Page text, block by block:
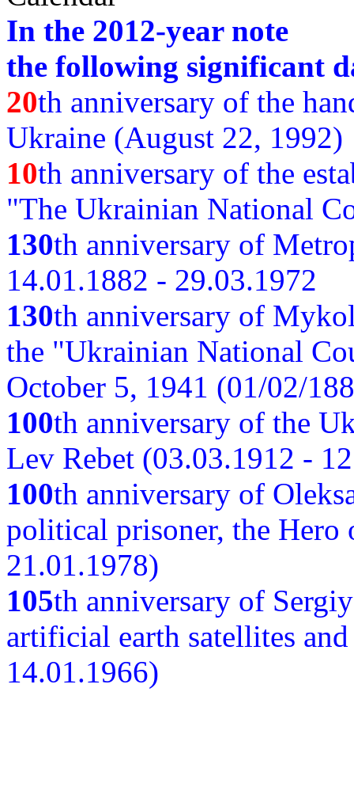
In the 2012-year note
the following significant
20th anniversary of the
Ukraine (August 22, 1992)
10th anniversary of the
"The Ukrainian National
130th anniversary of
14.01.1882 - 29.03.1972
130th anniversary of
the "Ukrainian National
October 5, 1941 (01/02/
100th anniversary of the
Lev Rebet (03.03.1912 -
100th anniversary of
political prisoner, the
21.01.1978)
105th anniversary of
artificial earth satellites
14.01.1966)